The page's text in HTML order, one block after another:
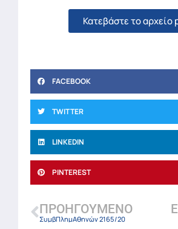
Κατεβάστε το αρχείο
FACEBOOK
TWITTER
LINKEDIN
PINTEREST
ΠΡΟΗΓΟΎΜΕΝΟ
ΣυμβΠλημΑθηνών 2165/20